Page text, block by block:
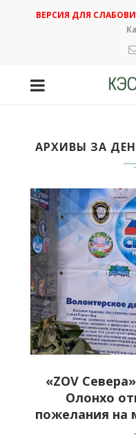
ВЕРСИЯ ДЛЯ
АРХИВЫ ЗА
«ZOV
Олонхо
пожелания на